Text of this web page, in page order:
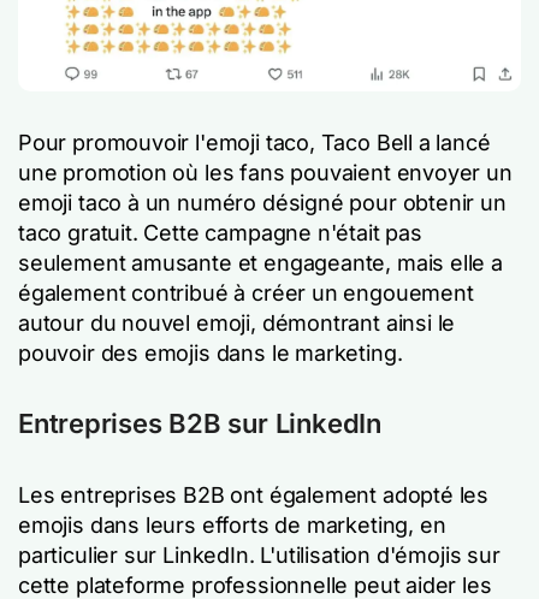
Pour promouvoir l'emoji taco, Taco Bell a lancé
une promotion où les fans pouvaient envoyer un
emoji taco à un numéro désigné pour obtenir un
taco gratuit. Cette campagne n'était pas
seulement amusante et engageante, mais elle a
également contribué à créer un engouement
autour du nouvel emoji, démontrant ainsi le
pouvoir des emojis dans le marketing.
Entreprises B2B sur LinkedIn
Les entreprises B2B ont également adopté les
emojis dans leurs efforts de marketing, en
particulier sur LinkedIn. L'utilisation d'émojis sur
cette plateforme professionnelle peut aider les